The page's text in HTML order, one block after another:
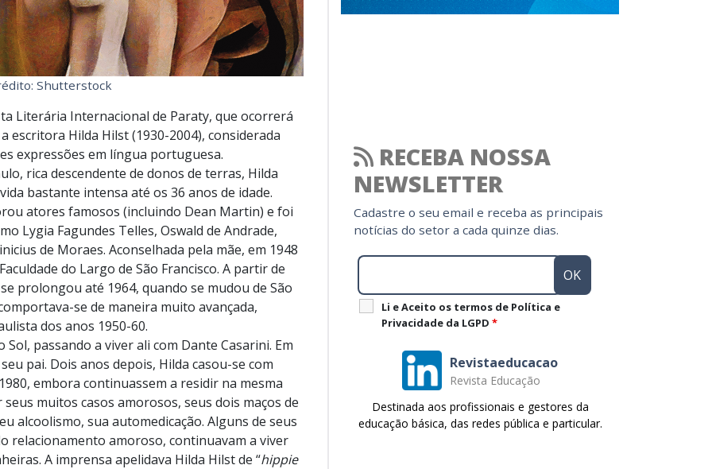
Shutterstock
Literária Internacional de Paraty, que ocorrerá
escritora Hilda Hilst (1930-2004), considerada
expressões em língua portuguesa.
rica descendente de donos de terras, Hilda
bastante intensa até os 36 anos de idade.
atores famosos (incluindo Dean Martin) e foi
Lygia Fagundes Telles, Oswald de Andrade,
de Moraes. Aconselhada pela mãe, em 1948
do Largo de São Francisco. A partir de
prolongou até 1964, quando se mudou de São
se de maneira muito avançada,
dos anos 1950-60.
Sol, passando a viver ali com Dante Casarini. Em
pai. Dois anos depois, Hilda casou-se com
embora continuassem a residir na mesma
muitos casos amorosos, seus dois maços de
alcoolismo, sua automedicação. Alguns de seus
relacionamento amoroso, continuavam a viver
A imprensa apelidava Hilda Hilst de “hippie
RECEBA NOSSA
NEWSLETTER
Cadastre o seu email e receba as principais
notícias do setor a cada quinze dias.
Li e Aceito os termos de Política e
Privacidade da LGPD *
Revistaeducacao
Revista Educação
Destinada aos profissionais e gestores da
educação básica, das redes pública e particular.